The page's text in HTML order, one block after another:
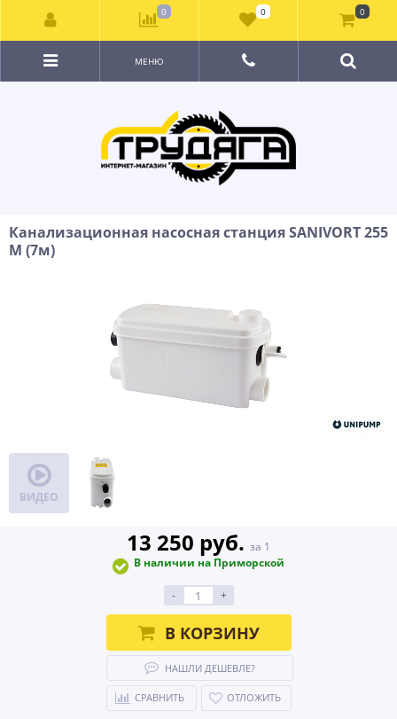
МЕНЮ
Канализационная насосная станция SANIVORT 255
M (7м)
ВИДЕО
13 250 руб. за 1
В наличии на Приморской
- +
В КОРЗИНУ
НАШЛИ ДЕШЕВЛЕ?
СРАВНИТЬ ОТЛОЖИТЬ
0 0 0